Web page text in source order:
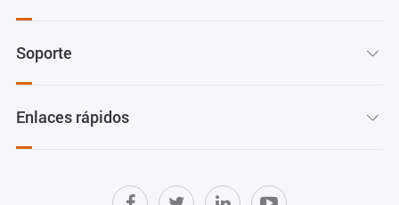
Soporte 
Enlaces rápidos 